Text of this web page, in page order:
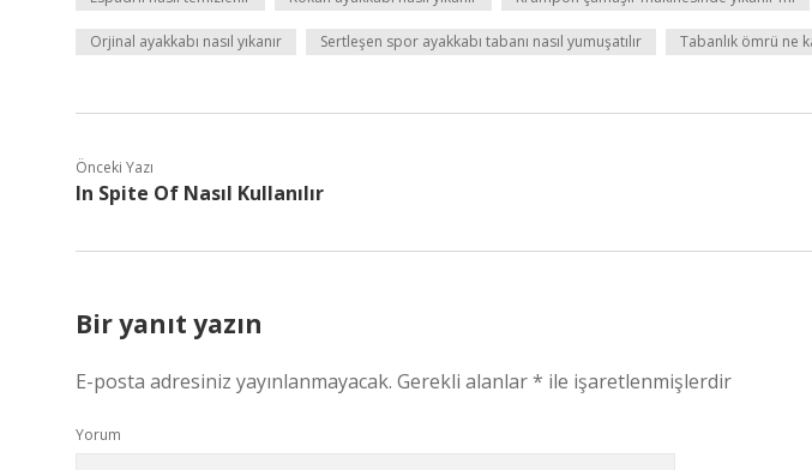
Orjinal ayakkabı nasıl yıkanır Sertleşen spor ayakkabı tabanı nasıl yumuşatılır Tabanlık ömrü ne
Önceki Yazı
In Spite Of Nasıl Kullanılır
Bir yanıt yazın
E-posta adresiniz yayınlanmayacak. Gerekli alanlar* ile işaretlenmişlerdir
Yorum